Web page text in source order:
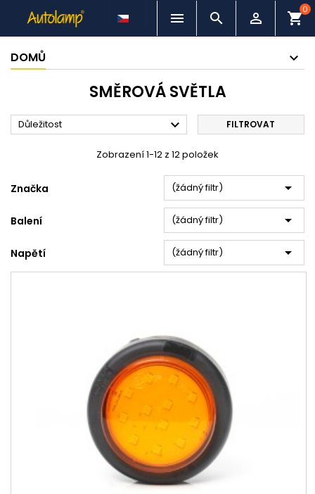
   shopping_cart
0
DOMŮ
SMĚROVÁ SVĚTLA
Důležitost  FILTROVAT
Zobrazení 1-12 z 12 položek
Značka (žádný filtr) 
Balení (žádný filtr) 
Napětí (žádný filtr) 